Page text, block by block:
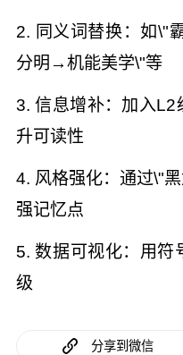
2. 同义词替换：如\"
分明→机能美学\"等
3. 信息增补：加入L2
升可读性
4. 风格强化：通过\"
强记忆点
5. 数据可视化：用符
级
分享到微信